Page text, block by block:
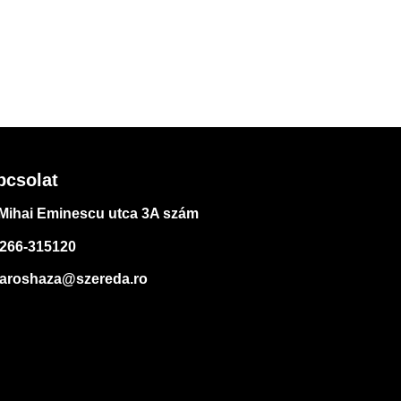
Mihai Eminescu utca 3A szám
315120